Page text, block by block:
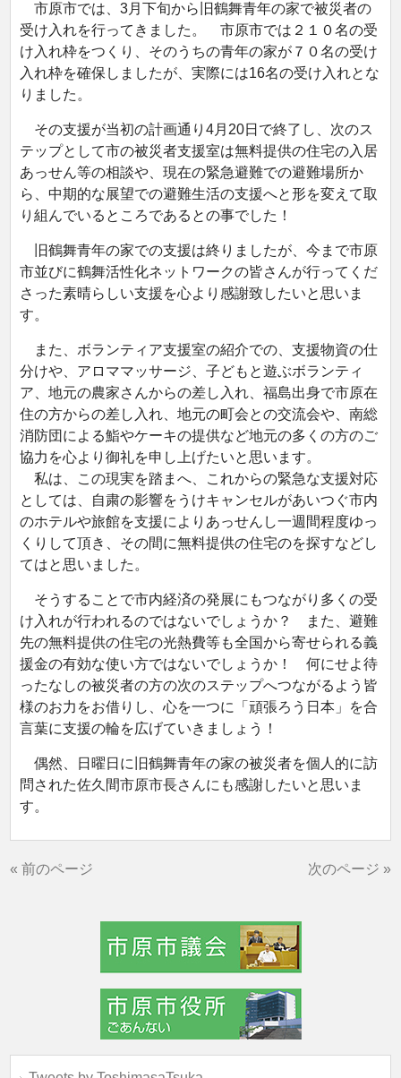
市原市では、3月下旬から旧鶴舞青年の家で被災者の
受け入れを行ってきました。 市原市では２１０名の受
け入れ枠をつくり、そのうちの青年の家が７０名の受け
入れ枠を確保しましたが、実際には16名の受け入れとな
りました。
その支援が当初の計画通り4月20日で終了し、次のス
テップとして市の被災者支援室は無料提供の住宅の入居
あっせん等の相談や、現在の緊急避難での避難場所か
ら、中期的な展望での避難生活の支援へと形を変えて取
り組んでいるところであるとの事でした！
旧鶴舞青年の家での支援は終りましたが、今まで市原
市並びに鶴舞活性化ネットワークの皆さんが行ってくだ
さった素晴らしい支援を心より感謝致したいと思いま
す。
また、ボランティア支援室の紹介での、支援物資の仕
分けや、アロママッサージ、子どもと遊ぶボランティ
ア、地元の農家さんからの差し入れ、福島出身で市原在
住の方からの差し入れ、地元の町会との交流会や、南総
消防団による鮨やケーキの提供など地元の多くの方のご
協力を心より御礼を申し上げたいと思います。
私は、この現実を踏まへ、これからの緊急な支援対応
としては、自粛の影響をうけキャンセルがあいつぐ市内
のホテルや旅館を支援によりあっせんし一週間程度ゆっ
くりして頂き、その間に無料提供の住宅のを探すなどし
てはと思いました。
そうすることで市内経済の発展にもつながり多くの受
け入れが行われるのではないでしょうか？ また、避難
先の無料提供の住宅の光熱費等も全国から寄せられる義
援金の有効な使い方ではないでしょうか！ 何にせよ待
ったなしの被災者の方の次のステップへつながるよう皆
様のお力をお借りし、心を一つに「頑張ろう日本」を合
言葉に支援の輪を広げていきましょう！
偶然、日曜日に旧鶴舞青年の家の被災者を個人的に訪
問された佐久間市原市長さんにも感謝したいと思いま
す。
« 前のページ 次のページ »